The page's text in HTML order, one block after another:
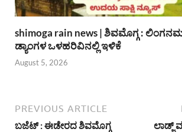
shimoga rain news | ಶಿವಮೊಗ್ಗ :
ಡ್ಯಾಂಗಳ ಒಳಹರಿವಿನಲ್ಲಿ ಇಳಿಕೆ
August 5, 2026
PREVIOUS ARTICLE
ಬಜೆಟ್ : ಈಡೇರದ ಶಿವಮೊಗ್ಗ
ಲಾಡ್ಜ್